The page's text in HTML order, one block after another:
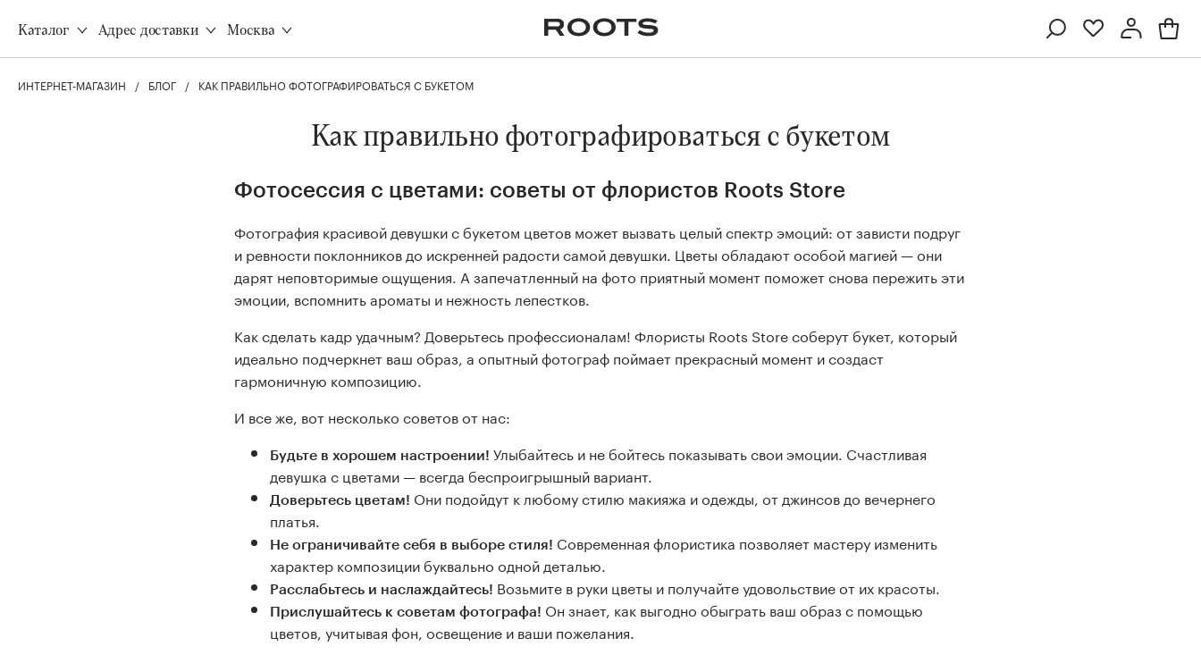
Каталог Адрес доставки Москва
Профиль
Оплата
Программа лояльности
Корпоративным клиентам
Все товары
Неприхотливые растения
Безопасно для животных
растений
Все товары
Ароматные свечи
Наборы свечей
Диффузоры
Ten Collection
ИНТЕРНЕТ-МАГАЗИН БЛОГ КАК ПРАВИЛЬНО ФОТОГРАФИРОВАТЬСЯ С БУКЕТОМ
Как правильно фотографироваться с букетом
Фотосессия с цветами: советы от флористов Roots Store
Фотография красивой девушки с букетом цветов может вызвать целый спектр эмоций: от зависти подруг
и ревности поклонников до искренней радости самой девушки. Цветы обладают особой магией — они
дарят неповторимые ощущения. А запечатленный на фото приятный момент поможет снова пережить эти
эмоции, вспомнить ароматы и нежность лепестков.
Как сделать кадр удачным? Доверьтесь профессионалам! Флористы Roots Store соберут букет, который
идеально подчеркнет ваш образ, а опытный фотограф поймает прекрасный момент и создаст
гармоничную композицию.
И все же, вот несколько советов от нас:
Будьте в хорошем настроении! Улыбайтесь и не бойтесь показывать свои эмоции. Счастливая
девушка с цветами — всегда беспроигрышный вариант.
Доверьтесь цветам! Они подойдут к любому стилю макияжа и одежды, от джинсов до вечернего
платья.
Не ограничивайте себя в выборе стиля! Современная флористика позволяет мастеру изменить
характер композиции буквально одной деталью.
Расслабьтесь и наслаждайтесь! Возьмите в руки цветы и получайте удовольствие от их красоты.
Прислушайтесь к советам фотографа! Он знает, как выгодно обыграть ваш образ с помощью
цветов, учитывая фон, освещение и ваши пожелания.